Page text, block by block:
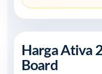
Harga Ativa
Board